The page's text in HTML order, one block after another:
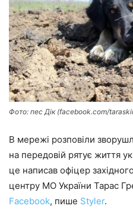
Фото: пес Дік (facebook.com/
В мережі розповіли
на передовій рятує життя
це написав офіцер
центру МО України Тарас
Facebook, пише Styler.